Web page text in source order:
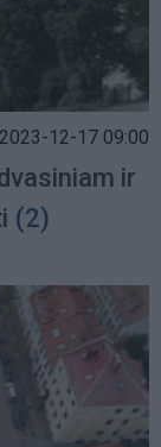
2023-12-17 09:00
ir
(2)